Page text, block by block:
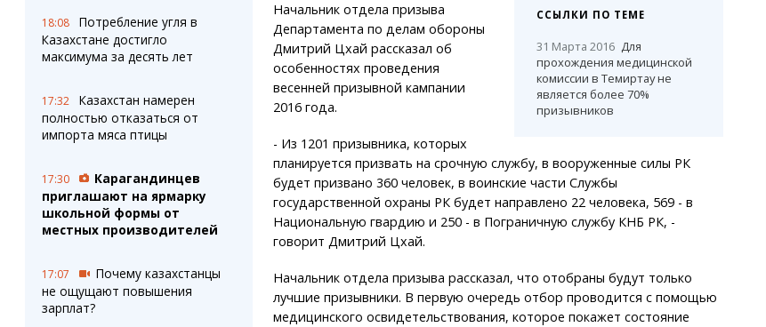
18:08
Потребление угля в
Казахстане достигло
максимума за десять лет
17:32
Казахстан намерен
полностью отказаться от
импорта мяса птицы
17:30
Карагандинцев
приглашают на ярмарку
школьной формы от
местных производителей
17:07
Почему казахстанцы
не ощущают повышения
зарплат?
ССЫЛКИ ПО ТЕМЕ
31 Марта 2016 Для
прохождения медицинской
комиссии в Темиртау не
является более 70%
призывников
Начальник отдела призыва
Департамента по делам обороны
Дмитрий Цхай рассказал об
особенностях проведения
весенней призывной кампании
2016 года.
- Из 1201 призывника, которых
планируется призвать на срочную службу, в вооруженные силы РК
будет призвано 360 человек, в воинские части Службы
государственной охраны РК будет направлено 22 человека, 569 - в
Национальную гвардию и 250 - в Пограничную службу КНБ РК, -
говорит Дмитрий Цхай.
Начальник отдела призыва рассказал, что отобраны будут только
лучшие призывники. В первую очередь отбор проводится с помощью
медицинского освидетельствования, которое покажет состояние